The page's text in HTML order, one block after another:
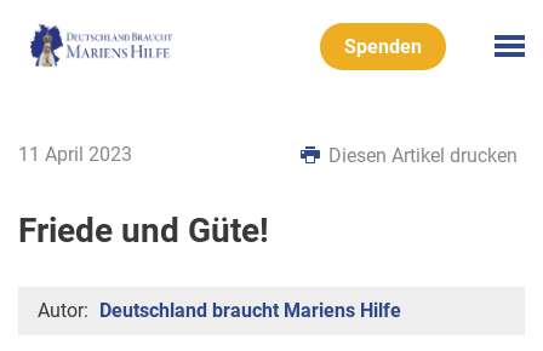
Spenden
11 April 2023 Diesen Artikel drucken
Friede und Güte!
Autor: Deutschland braucht Mariens Hilfe